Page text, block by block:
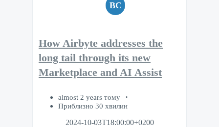
BC
How Airbyte addresses the
long tail through its new
Marketplace and AI Assist
almost 2 years тому
Приблизно 30 хвилин
2024-10-03T18:00:00+0200